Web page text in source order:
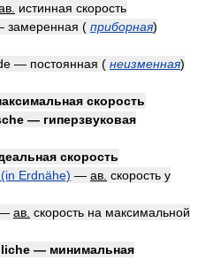
истинная скорость
замеренная ( приборная)
— постоянная ( неизменная)
скорость
— гиперзвуковая
скорость
Erdnähe) — ав. скорость у
ав. скорость на максимальной
— минимальная